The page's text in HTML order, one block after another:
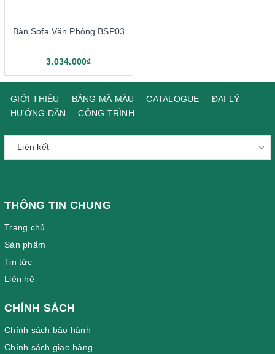
Bàn Sofa Văn Phòng BSP03
3.034.000₫
GIỚI THIỆU BẢNG MÃ MÀU CATALOGUE
ĐẠI LÝ
HƯỚNG DẪN
CÔNG TRÌNH
THÔNG TIN CHUNG
Trang chủ
Sản phẩm
Tin tức
Liên hệ
CHÍNH SÁCH
Chính sách bảo hành
Chính sách giao hàng